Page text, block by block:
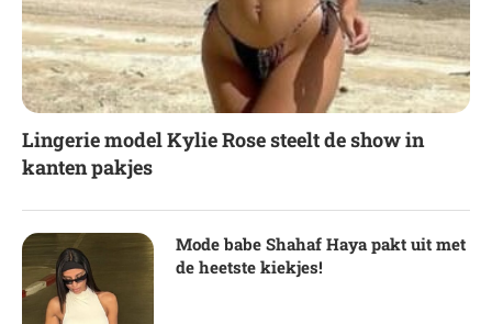
Lingerie model Kylie Rose steelt de show in
kanten pakjes
Mode babe Shahaf Haya pakt uit met
de heetste kiekjes!